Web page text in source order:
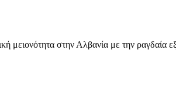
μειονότητα στην Αλβανία με την